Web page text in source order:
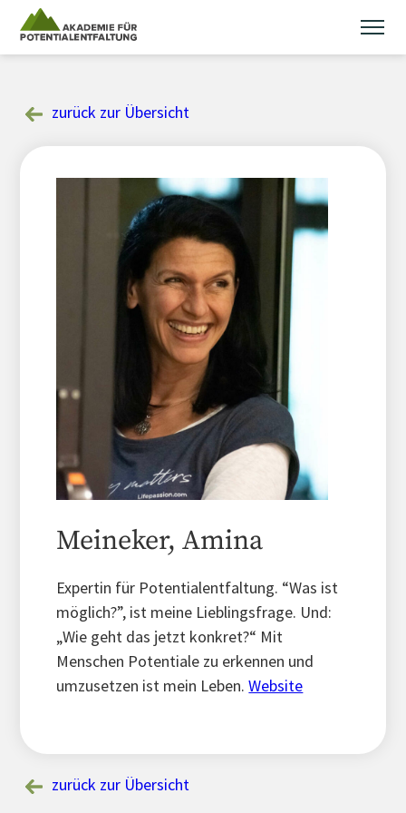
content
zurück zur Übersicht
Meineker, Amina
Expertin für Potentialentfaltung. “Was ist
möglich?”, ist meine Lieblingsfrage. Und:
„Wie geht das jetzt konkret?“ Mit
Menschen Potentiale zu erkennen und
umzusetzen ist mein Leben.Website
zurück zur Übersicht